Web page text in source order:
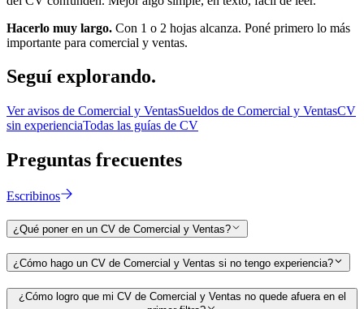
Hacerlo muy largo. Con 1 o 2 hojas alcanza. Poné primero lo más
importante para comercial y ventas.
Seguí explorando.
Ver avisos de Comercial y VentasSueldos de Comercial y VentasCV
sin experienciaTodas las guías de CV
Preguntas frecuentes
Escribinos
¿Qué poner en un CV de Comercial y Ventas?
¿Cómo hago un CV de Comercial y Ventas si no tengo experiencia?
¿Cómo logro que mi CV de Comercial y Ventas no quede afuera en el